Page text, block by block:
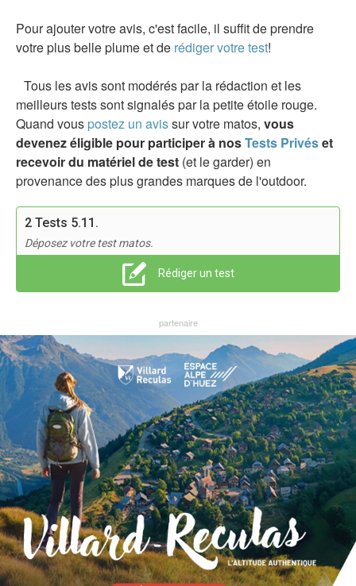
Pour ajouter votre avis, c'est facile, il suffit de prendre
votre plus belle plume et de rédiger votre test!
Tous les avis sont modérés par la rédaction et les
meilleurs tests sont signalés par la petite étoile rouge.
Quand vous postez un avissur votre matos, vous
devenez éligible pour participer à nosTests Privéset
recevoir du matériel de test (et le garder) en
provenance des plus grandes marques de l'outdoor.
2 Tests 5.11.
Déposez votre test matos.
Rédiger un test